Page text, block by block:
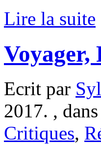
Lire la suite
Voyager,
Ecrit par
2017. , dans
Critiques,